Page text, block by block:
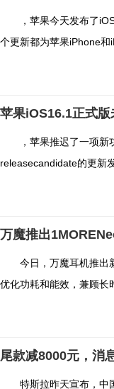
，苹果今天发布了
个更新都为苹果iPhone
苹果iOS16.1正式
，苹果推迟了一项
releasecandidate的更新
万魔推出
今日，万魔耳机推出
优化功耗和能效，兼顾长
尾款减8000元，消
特斯拉昨天宣布，中